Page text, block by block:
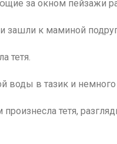
за окном пейзажи
зашли к маминой
тетя.
воды в тазик и
тетя,